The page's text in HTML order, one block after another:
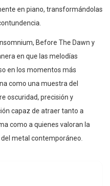
en piano, transformándolas
Before The Dawn y
en que las melodías
en los momentos más
como una muestra del
oscuridad, precisión y
capaz de atraer tanto a
como a quienes valoran la
metal contemporáneo.